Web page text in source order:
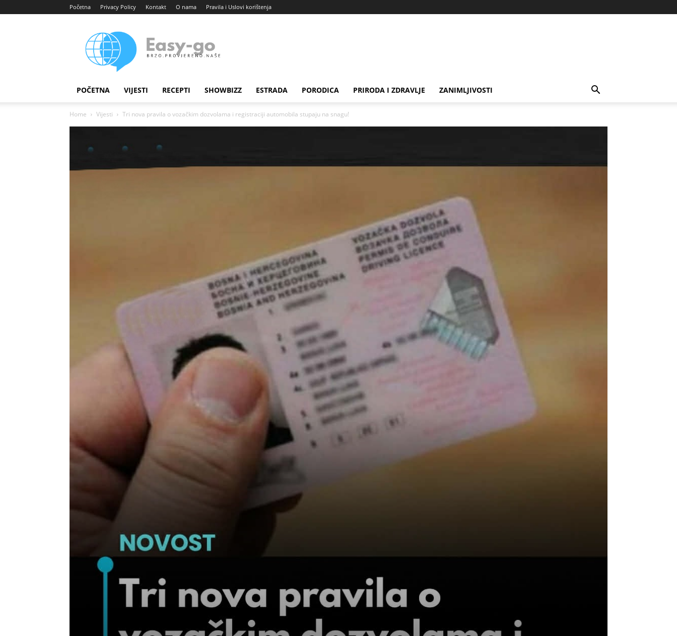
Početna Privacy Policy Kontakt O nama Pravila i Uslovi korištenja
portal
POČETNA VIJESTI RECEPTI SHOWBIZZ ESTRADA PORODICA PRIRODA I ZDRAVLJE ZANIMLJIVOSTI
Home Vijesti Tri nova pravila o vozačkim dozvolama i registraciji automobila stupaju na snagu!